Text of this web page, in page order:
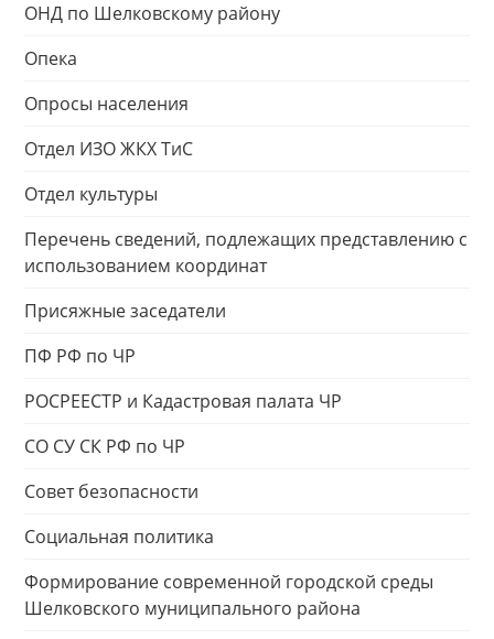
ОНД по Шелковскому району
Опека
Опросы населения
Отдел ИЗО ЖКХ ТиС
Отдел культуры
Перечень сведений, подлежащих представлению с
использованием координат
Присяжные заседатели
ПФ РФ по ЧР
РОСРЕЕСТР и Кадастровая палата ЧР
СО СУ СК РФ по ЧР
Совет безопасности
Социальная политика
Формирование современной городской среды
Шелковского муниципального района